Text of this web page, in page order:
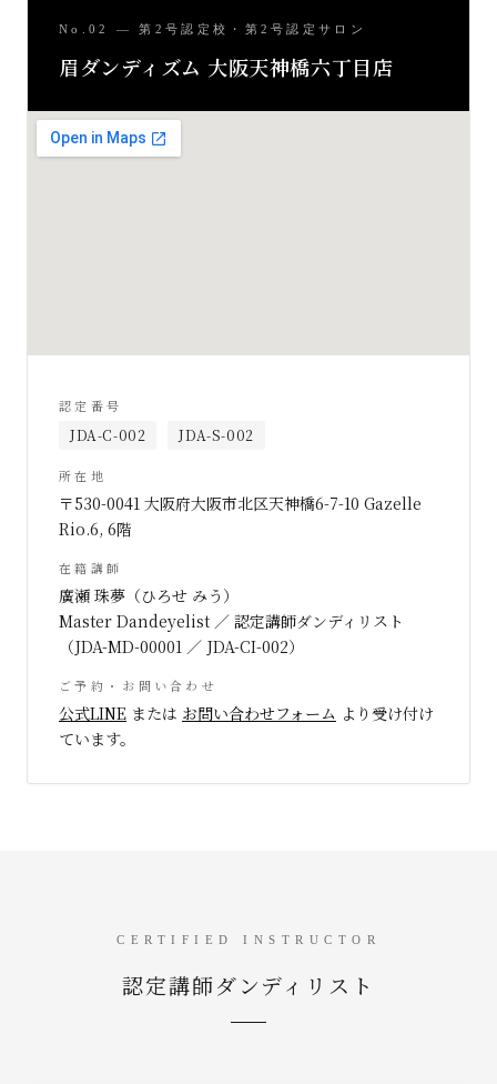
No.02 — 第2号認定校・第2号認定サロン
眉ダンディズム 大阪天神橋六丁目店
認定番号
JDA-C-002 JDA-S-002
所在地
〒530-0041 大阪府大阪市北区天神橋6-7-10 Gazelle
Rio.6, 6階
在籍講師
廣瀬 珠夢（ひろせ みう）
Master Dandeyelist ／ 認定講師ダンディリスト
（JDA-MD-00001 ／ JDA-CI-002）
ご予約・お問い合わせ
公式LINE または お問い合わせフォーム より受け付け
ています。
CERTIFIED INSTRUCTOR
認定講師ダンディリスト